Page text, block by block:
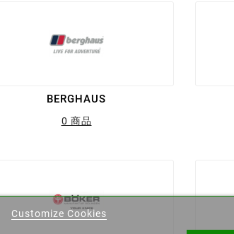
BERGHAUS
0 商品
Wishlist name
Customize Cookies